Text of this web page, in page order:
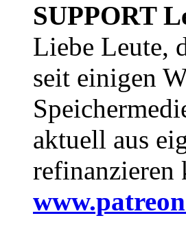
SUPPORT
Liebe Leute,
seit einigen
aktuell aus
refinanzieren